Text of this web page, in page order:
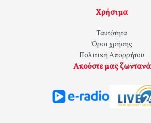
Χρήσιμα
Ταυτότητα
Όροι χρήσης
Πολιτική Απορρήτου
Ακούστε μας ζωντανά